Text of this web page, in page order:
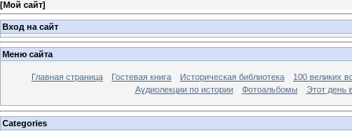
[Мой сайт]
Вход на сайт
Меню сайта
Главная страница Гостевая книга Историческая библиотека
100 великих
Аудиолекции по истории
Фотоальбомы Этот день
Categories